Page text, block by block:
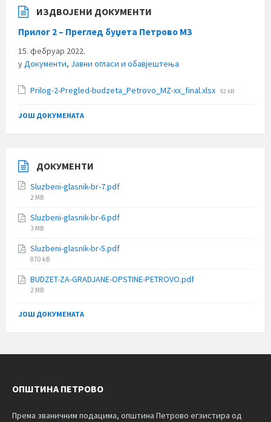
ИЗДВОЈЕНИ ДОКУМЕНТИ
Прилог 2 – Преглед буџета Петрово МЗ
15. фебруар 2022.
уДокументи, Јавни огласи и обавјештења
Prilog-2-Pregled-budzeta_Petrovo_MZ-xx_final.xlsx File
92 kB
ЈОШ ДОКУМЕНАТА
ДОКУМЕНТИ
Sluzbeni-glasnik-br-7.pdf
File
2 MB
Sluzbeni-glasnik-br-6.pdf
File
3 MB
Sluzbeni-glasnik-br-5.pdf
File
870 kB
BUDZET-ZA-GRADJANE-OPSTINE-PETROVO.pdf
File
2 MB
ЈОШ ДОКУМЕНАТА
ОПШТИНА ПЕТРОВО
Према званичним подацима, општина Петрово егзистира од